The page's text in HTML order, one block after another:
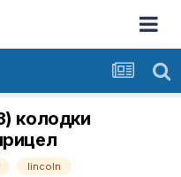
колодки
lincoln